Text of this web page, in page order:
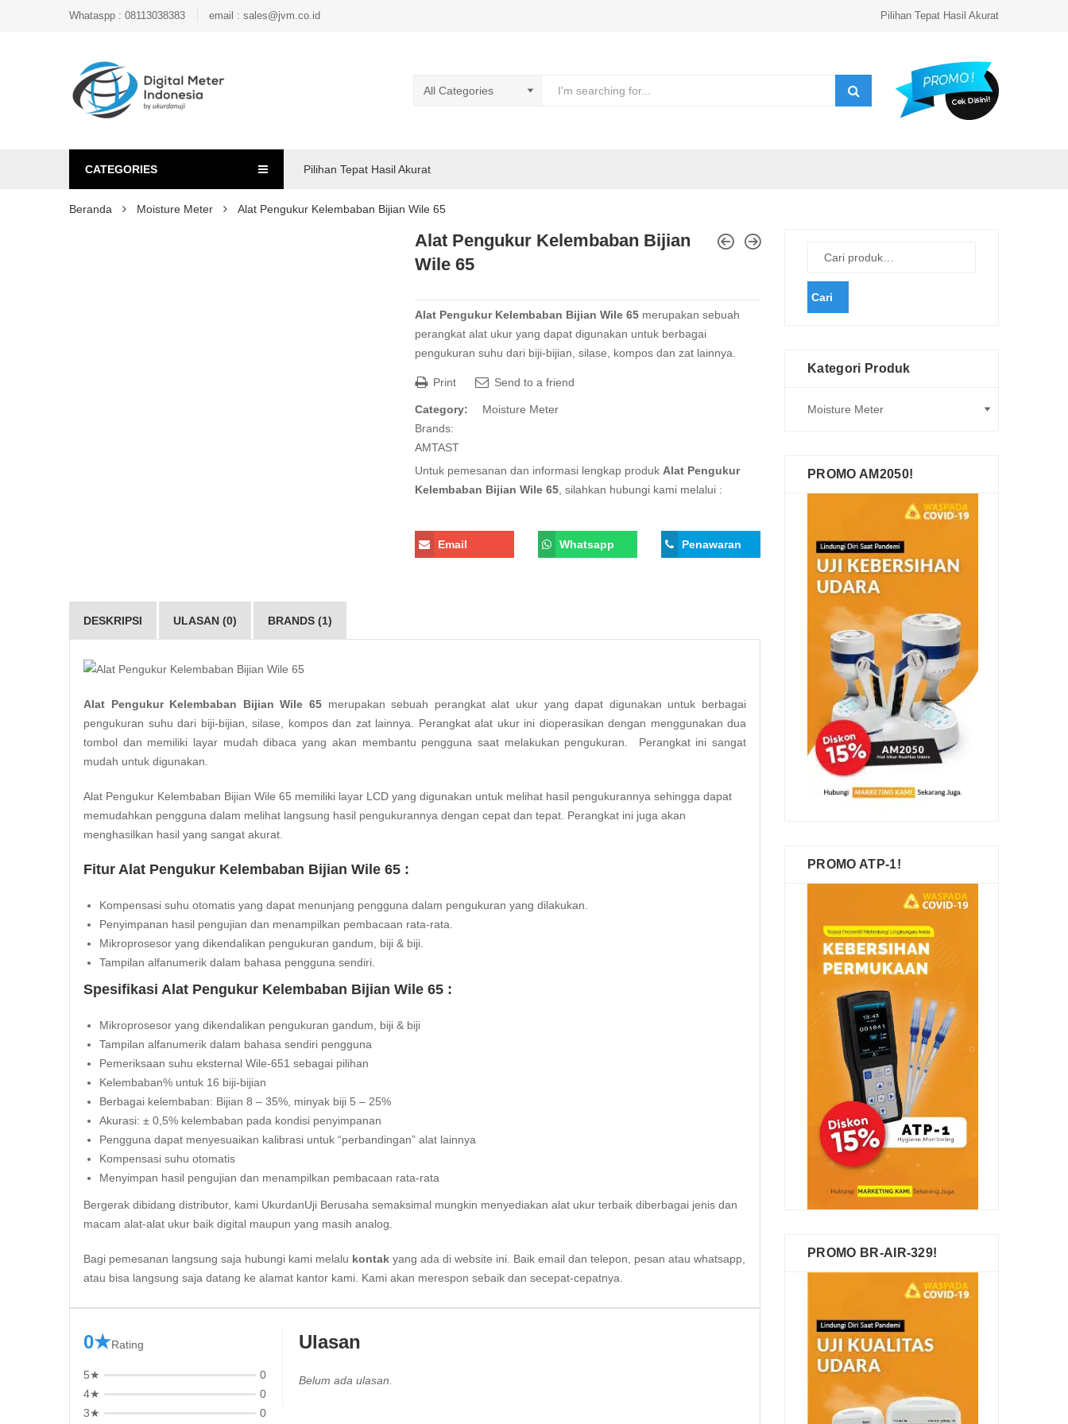
Whataspp : 08113038383 email : sales@jvm.co.id Pilihan Tepat Hasil Akurat
CATEGORIES Pilihan Tepat Hasil Akurat
Beranda Moisture Meter Alat Pengukur Kelembaban Bijian Wile 65
Alat Pengukur Kelembaban Bijian
Wile 65
Alat Pengukur Kelembaban Bijian Wile 65 merupakan sebuah
perangkat alat ukur yang dapat digunakan untuk berbagai
pengukuran suhu dari biji-bijian, silase, kompos dan zat lainnya.
Print Send to a friend
Category:
Moisture Meter
Brands:
AMTAST
Untuk pemesanan dan informasi lengkap produk Alat Pengukur
Kelembaban Bijian Wile 65 , silahkan hubungi kami melalui :
Email Whatsapp Penawaran
DESKRIPSI ULASAN (0) BRANDS (1)
Alat Pengukur Kelembaban Bijian Wile 65 merupakan sebuah perangkat alat ukur yang dapat digunakan untuk berbagai
pengukuran suhu dari biji-bijian, silase, kompos dan zat lainnya. Perangkat alat ukur ini dioperasikan dengan menggunakan dua
tombol dan memiliki layar mudah dibaca yang akan membantu pengguna saat melakukan pengukuran. Perangkat ini sangat
mudah untuk digunakan.
Alat Pengukur Kelembaban Bijian Wile 65 memiliki layar LCD yang digunakan untuk melihat hasil pengukurannya sehingga dapat
memudahkan pengguna dalam melihat langsung hasil pengukurannya dengan cepat dan tepat. Perangkat ini juga akan
menghasilkan hasil yang sangat akurat.
Fitur Alat Pengukur Kelembaban Bijian Wile 65 :
Kompensasi suhu otomatis yang dapat menunjang pengguna dalam pengukuran yang dilakukan.
Penyimpanan hasil pengujian dan menampilkan pembacaan rata-rata.
Mikroprosesor yang dikendalikan pengukuran gandum, biji & biji.
Tampilan alfanumerik dalam bahasa pengguna sendiri.
Spesifikasi Alat Pengukur Kelembaban Bijian Wile 65 :
Mikroprosesor yang dikendalikan pengukuran gandum, biji & biji
Tampilan alfanumerik dalam bahasa sendiri pengguna
Pemeriksaan suhu eksternal Wile-651 sebagai pilihan
Kelembaban% untuk 16 biji-bijian
Berbagai kelembaban: Bijian 8 – 35%, minyak biji 5 – 25%
Akurasi: ± 0,5% kelembaban pada kondisi penyimpanan
Pengguna dapat menyesuaikan kalibrasi untuk “perbandingan” alat lainnya
Kompensasi suhu otomatis
Menyimpan hasil pengujian dan menampilkan pembacaan rata-rata
Bergerak dibidang distributor, kami UkurdanUji Berusaha semaksimal mungkin menyediakan alat ukur terbaik diberbagai jenis dan
macam alat-alat ukur baik digital maupun yang masih analog.
Bagi pemesanan langsung saja hubungi kami melalu kontak yang ada di website ini. Baik email dan telepon, pesan atau whatsapp,
atau bisa langsung saja datang ke alamat kantor kami. Kami akan merespon sebaik dan secepat-cepatnya.
0★Rating
5★
0
4★
0
3★
0
Ulasan
Belum ada ulasan.
Cari
Kategori Produk
PROMO AM2050!
PROMO ATP-1!
PROMO BR-AIR-329!